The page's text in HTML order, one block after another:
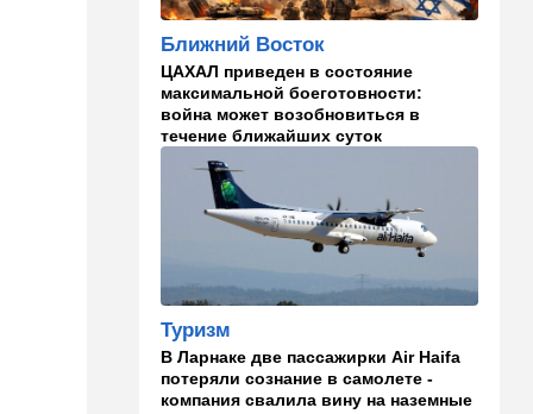
погибшие
Дружить против Израиля:
Иран просится в мекканский
союз
В мире
CNN: генерал Кейн ищет
способ выйти из войны с
00:32 Израиль
Погода в Израиле на
23:57 Мнения
Ближний Восток
ЦАХАЛ приведен в состояние
максимальной боеготовности:
война может возобновиться в
течение ближайших суток
Туризм
В Ларнаке две пассажирки Air Haifa
потеряли сознание в самолете -
компания свалила вину на наземные